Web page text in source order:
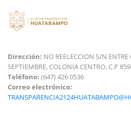
Dirección: NO REELECCION S/N
SEPTIEMBRE, COLONIA CENTRO, C.P
Teléfono: (647) 426 0536
Correo electrónico: